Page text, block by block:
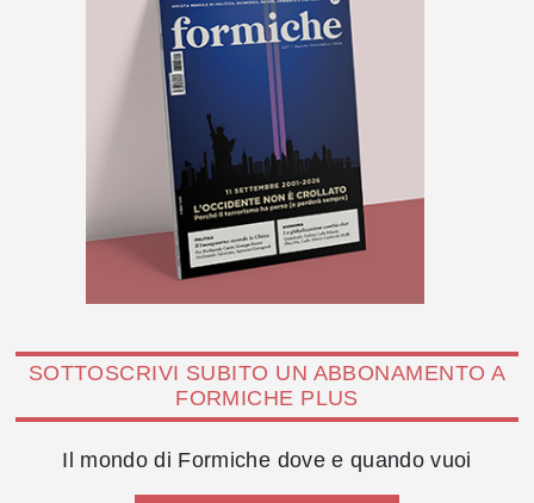
SOTTOSCRIVI SUBITO UN ABBONAMENTO A
FORMICHE PLUS
Il mondo di Formiche dove e quando vuoi